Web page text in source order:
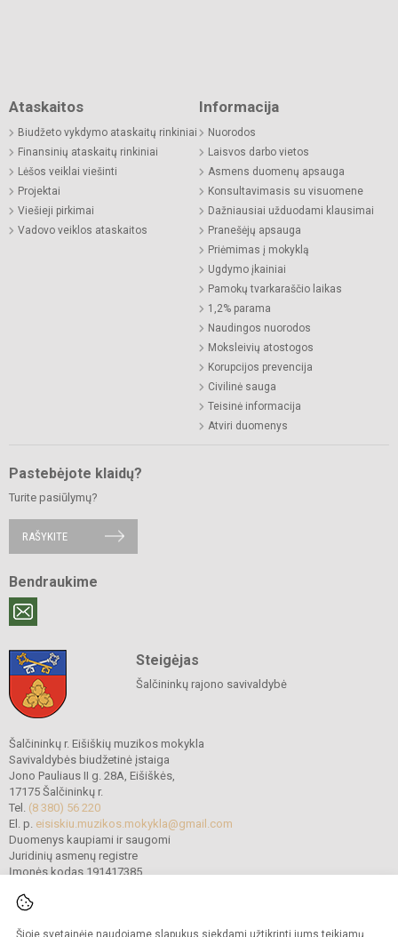
Šioje svetainėje naudojame slapukus siekdami užtikrinti jums teikiamų
Ataskaitos
Biudžeto vykdymo ataskaitų rinkiniai
Finansinių ataskaitų rinkiniai
Lėšos veiklai viešinti
Projektai
Viešieji pirkimai
Vadovo veiklos ataskaitos
Informacija
Nuorodos
Laisvos darbo vietos
Asmens duomenų apsauga
Konsultavimasis su visuomene
Dažniausiai užduodami klausimai
Pranešėjų apsauga
Priėmimas į mokyklą
Ugdymo įkainiai
Pamokų tvarkaraščio laikas
1,2% parama
Naudingos nuorodos
Moksleivių atostogos
Korupcijos prevencija
Civilinė sauga
Teisinė informacija
Atviri duomenys
Pastebėjote klaidų?
Turite pasiūlymų?
RAŠYKITE
Bendraukime
Steigėjas
Šalčininkų rajono savivaldybė
Šalčininkų r. Eišiškių muzikos mokykla
Savivaldybės biudžetinė įstaiga
Jono Pauliaus II g. 28A, Eišiškės,
17175 Šalčininkų r.
Tel. (8 380) 56 220
El. p. eisiskiu.muzikos.mokykla@gmail.com
Duomenys kaupiami ir saugomi
Juridinių asmenų registre
Įmonės kodas 191417385
© 2022. Šalčininkų r. Eišiškių muzikos mokykla. Visos teisės saugomos.